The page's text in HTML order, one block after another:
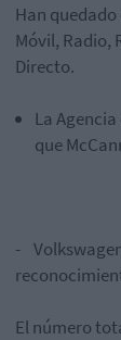
Han
Móvil, Radio,
Directo.
La
que
-
El número